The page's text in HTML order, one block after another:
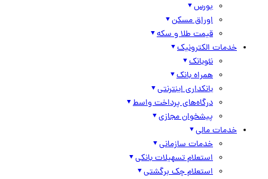
بورس
اوراق مسکن
قیمت طلا و سکه
خدمات الکترونیک
نئوبانک
همراه بانک
بانکداری اینترنتی
درگاه‌های پرداخت واسط
پیشخوان مجازی
خدمات مالی
خدمات سازمانی
استعلام تسهیلات بانکی
استعلام چک برگشتی